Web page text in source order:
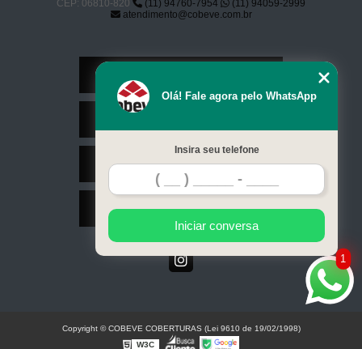
CEP: 06810-820
(11) 94760-7954
(11) 94059-2999
atendimento@cobeve.com.br
Contato
Mapa do site
1
Olá! Fale agora pelo WhatsApp
Insira seu telefone
Iniciar conversa
Copyright © COBEVE COBERTURAS (Lei 9610 de 19/02/1998)
W3C